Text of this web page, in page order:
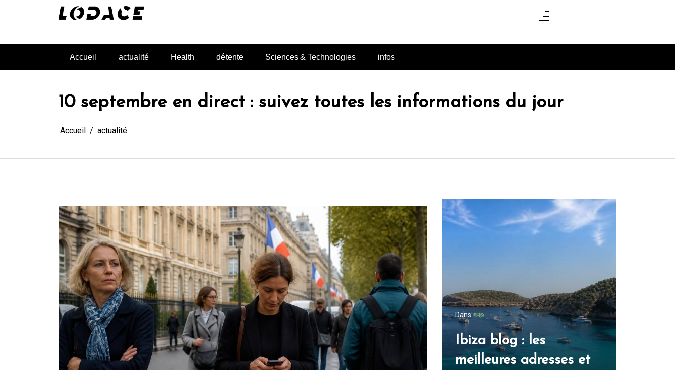
Accueil actualité Health détente Sciences & Technologies infos
10 septembre en direct : suivez toutes les informations du jour
Accueil actualité
Dans trip
Ibiza blog : les
meilleures adresses et
trip
Blog ibiza : les
incontournables à
Dans trip
Ibiza blog : les
meilleures adresses et